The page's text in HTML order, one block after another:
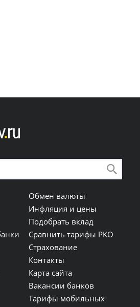
Обмен валюты
Инфляция и цены
Подобрать вклад
Сравнить тарифы РКО
Страхование
Контакты
Карта сайта
Вакансии банков
Тарифы мобильных